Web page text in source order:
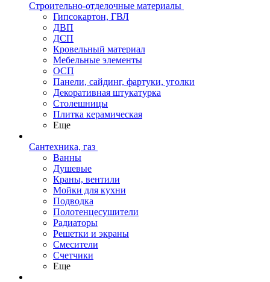
Строительно-отделочные материалы
Гипсокартон, ГВЛ
ДВП
ДСП
Кровельный материал
Мебельные элементы
ОСП
Панели, сайдинг, фартуки, уголки
Декоративная штукатурка
Столешницы
Плитка керамическая
Еще
Сантехника, газ
Ванны
Душевые
Краны, вентили
Мойки для кухни
Подводка
Полотенцесушители
Радиаторы
Решетки и экраны
Смесители
Счетчики
Еще